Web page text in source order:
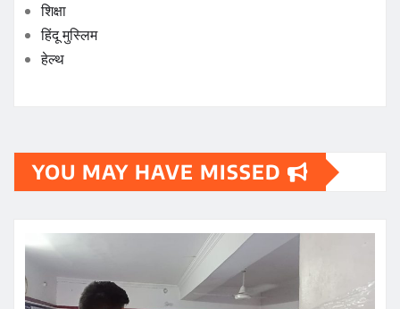
शिक्षा
हिंदू मुस्लिम
हेल्थ
YOU MAY HAVE MISSED